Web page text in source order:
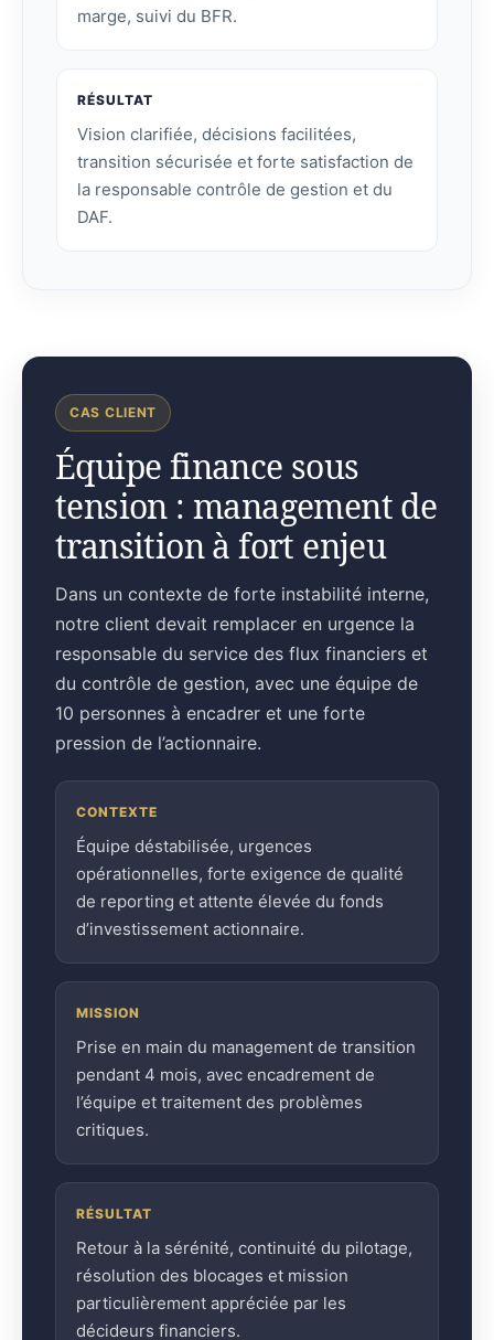
marge, suivi du BFR.
RÉSULTAT
Vision clarifiée, décisions facilitées,
transition sécurisée et forte satisfaction de
la responsable contrôle de gestion et du
DAF.
CAS CLIENT
Équipe finance sous
tension : management de
transition à fort enjeu
Dans un contexte de forte instabilité interne,
notre client devait remplacer en urgence la
responsable du service des flux financiers et
du contrôle de gestion, avec une équipe de
10 personnes à encadrer et une forte
pression de l’actionnaire.
CONTEXTE
Équipe déstabilisée, urgences
opérationnelles, forte exigence de qualité
de reporting et attente élevée du fonds
d’investissement actionnaire.
MISSION
Prise en main du management de transition
pendant 4 mois, avec encadrement de
l’équipe et traitement des problèmes
critiques.
RÉSULTAT
Retour à la sérénité, continuité du pilotage,
résolution des blocages et mission
particulièrement appréciée par les
décideurs financiers.